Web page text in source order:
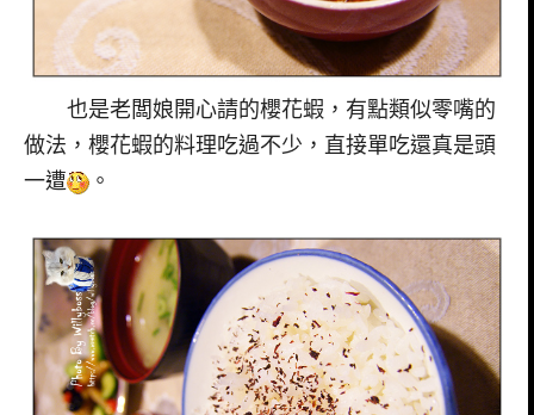
也是老闆娘開心請的櫻花蝦，有點類似零嘴的
做法，櫻花蝦的料理吃過不少，直接單吃還真是頭
一遭
。